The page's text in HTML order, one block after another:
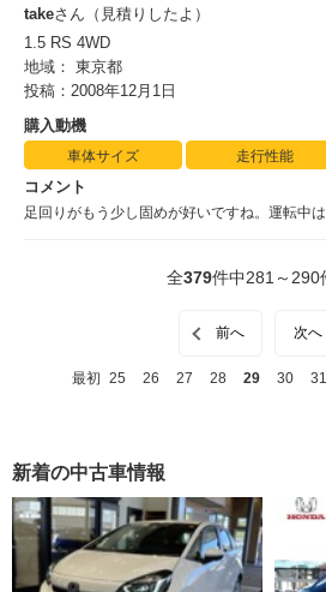
takeさん（見積りしたよ）
1.5 RS 4WD
地域： 東京都
投稿：2008年12月1日
購入動機
車体サイズ 走行性能
コメント
足回りがもう少し固めが好いですね。運転中は
全379件中281～290
最初 25 26 27 28 29 30 31
前へ 次へ
新着の中古車情報